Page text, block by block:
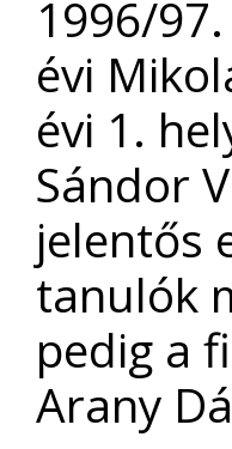
1996/
évi
évi 1.
Sándor
jelentős
tanulók
pedig a
Arany